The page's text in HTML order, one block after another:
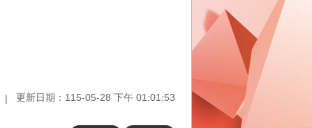
更新日期：115-05-28 下午 01:01:53